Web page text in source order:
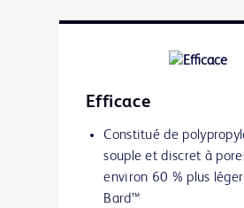
Efficace
Constitué de
souple et discret à
environ 60 % plus
Bard™